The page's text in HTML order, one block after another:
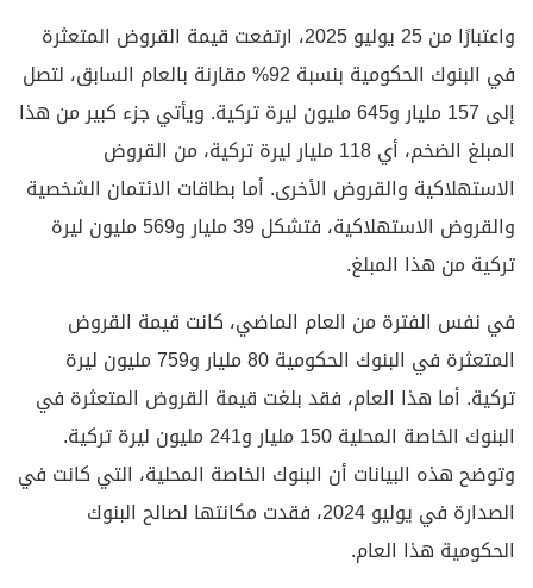
واعتبارًا من 25 يوليو 2025، ارتفعت قيمة القروض المتعثرة
في البنوك الحكومية بنسبة 92% مقارنة بالعام السابق، لتصل
إلى 157 مليار و645 مليون ليرة تركية. ويأتي جزء كبير من هذا
المبلغ الضخم، أي 118 مليار ليرة تركية، من القروض
الاستهلاكية والقروض الأخرى. أما بطاقات الائتمان الشخصية
والقروض الاستهلاكية، فتشكل 39 مليار و569 مليون ليرة
تركية من هذا المبلغ.
في نفس الفترة من العام الماضي، كانت قيمة القروض
المتعثرة في البنوك الحكومية 80 مليار و759 مليون ليرة
تركية. أما هذا العام، فقد بلغت قيمة القروض المتعثرة في
البنوك الخاصة المحلية 150 مليار و241 مليون ليرة تركية.
وتوضح هذه البيانات أن البنوك الخاصة المحلية، التي كانت في
الصدارة في يوليو 2024، فقدت مكانتها لصالح البنوك
الحكومية هذا العام.